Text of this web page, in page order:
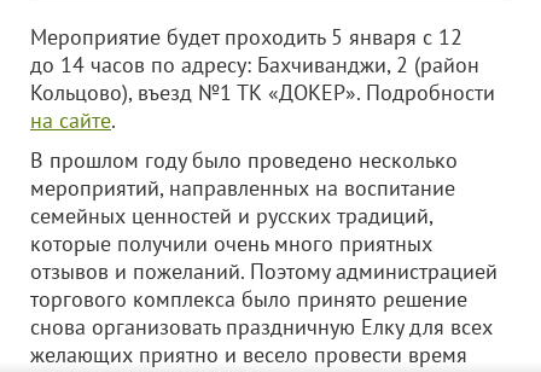
Мероприятие будет проходить 5 января с 12
до 14 часов по адресу: Бахчиванджи, 2 (район
Кольцово), въезд №1 ТК «ДОКЕР». Подробности
на сайте.
В прошлом году было проведено несколько
мероприятий, направленных на воспитание
семейных ценностей и русских традиций,
которые получили очень много приятных
отзывов и пожеланий. Поэтому администрацией
торгового комплекса было принято решение
снова организовать праздничную Елку для всех
желающих приятно и весело провести время